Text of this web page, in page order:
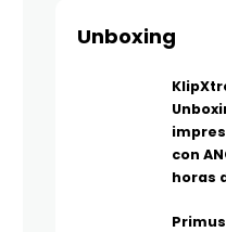
Unboxing
con
horas